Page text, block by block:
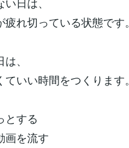
疲れ切っている状態です。
、
ていい時間をつくります。
とする
画を流す